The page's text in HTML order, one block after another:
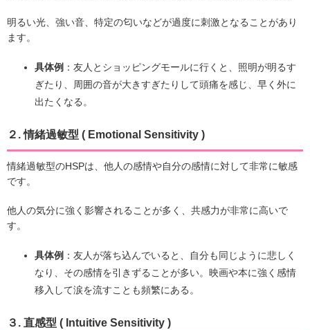
明るい光、強い音、特定の匂いなどが過度に刺激となることがあり
ます。
具体例 ：友人とショッピングモールに行くと、照明が明るす
ぎたり、周囲の音が大きすぎたりして頭痛を感じ、早く外に
出たくなる。
２. 情緒過敏型 ( Emotional Sensitivity )
情緒過敏型のHSPは、他人の感情や自分の感情に対して非常に敏感
です。
他人の気分に強く影響されることが多く、共感力が非常に高いで
す。
具体例 ：友人が落ち込んでいると、自分も同じように悲しく
なり、その感情を引きずることが多い。映画や本に強く感情
移入して涙を流すことも頻繁にある。
３. 直感型 ( Intuitive Sensitivity )